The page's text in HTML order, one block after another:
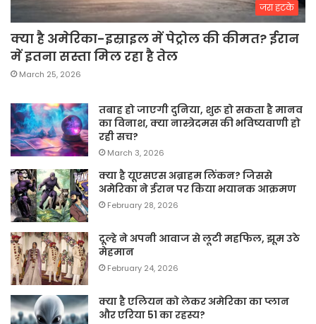
जरा हटके
क्या है अमेरिका-इस्राइल में पेट्रोल की कीमत? ईरान
में इतना सस्ता मिल रहा है तेल
March 25, 2026
तबाह हो जाएगी दुनिया, शुरू हो सकता है मानव
का विनाश, क्या नास्त्रेदमस की भविष्यवाणी हो
रही सच?
March 3, 2026
क्या है यूएसएस अब्राहम लिंकन? जिससे
अमेरिका ने ईरान पर किया भयानक आक्रमण
February 28, 2026
दूल्हे ने अपनी आवाज से लूटी महफिल, झूम उठे
मेहमान
February 24, 2026
क्या है एलियन को लेकर अमेरिका का प्लान
और एरिया 51 का रहस्य?